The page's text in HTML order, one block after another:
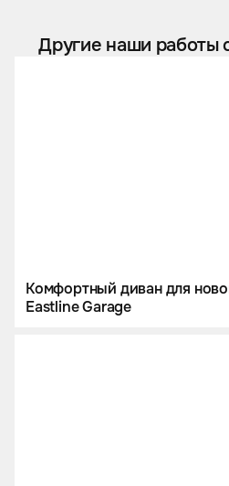
Другие наши работы
Комфортный диван для
Eastline Garage